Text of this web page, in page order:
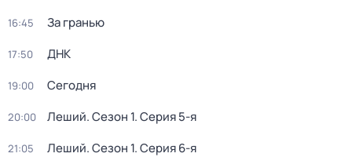
16:45 За гранью
17:50 ДНК
19:00 Сегодня
20:00 Леший. Сезон 1. Серия 5-я
21:05 Леший. Сезон 1. Серия 6-я